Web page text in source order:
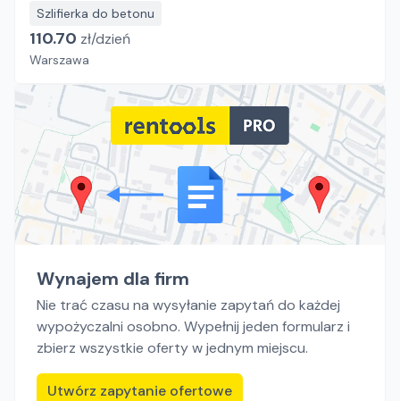
Szlifierka do betonu
110.70 zł/dzień
Warszawa
Wynajem dla firm
Nie trać czasu na wysyłanie zapytań do każdej
wypożyczalni osobno. Wypełnij jeden formularz i
zbierz wszystkie oferty w jednym miejscu.
Utwórz zapytanie ofertowe